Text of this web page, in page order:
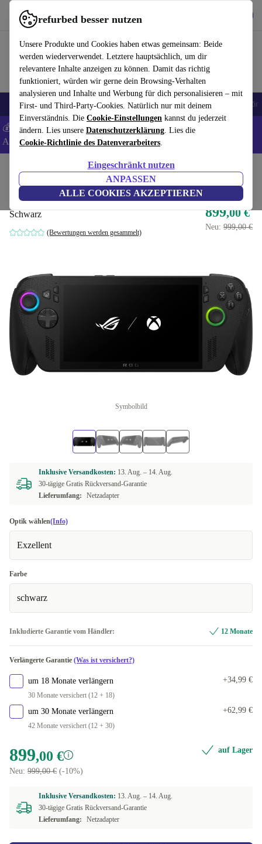
refurbed besser nutzen
Unsere Produkte und Cookies haben etwas gemeinsam: Beide
werden wiederverwendet. Letztere hauptsächlich, um dir
relevantere Inhalte anzeigen zu können. Damit das richtig
funktioniert, würden wir gerne dein Browsing-Verhalten
analysieren und Inhalte und Werbung für dich personalisieren – mit
First- und Third-Party-Cookies. Natürlich nur mit deinem
Einverständnis. Die Cookie-Einstellungen kannst du jederzeit
ändern. Lies unsere Datenschutzerklärung. Lies die
Cookie-Richtlinie des Datenverarbeiters.
Eingeschränkt nutzen
ANPASSEN
ALLE COOKIES AKZEPTIEREN
refurbed schnell und einfach nutzen
🎒 Back to school Handys Laptops Tablets Smartwatches Zubehör
💰 Extra -5% auf Samsung- und Google-Smartphones - Code:
ANDROID5 -AGB
Konsolen
ASUS ROG Xbox Ally X
Schwarz
(Bewertungen werden gesammelt)
899,00 €
Neu: 999,00 €
Symbolbild
Inklusive Versandkosten: 13. Aug. – 14. Aug.
30-tägige Gratis Rückversand-Garantie
Lieferumfang:
Netzadapter
Optik wählen(Info)
Exzellent
Farbe
schwarz
Inkludierte Garantie vom Händler: 12 Monate
Verlängerte Garantie (Was ist versichert?)
um 18 Monate verlängern
30 Monate versichert (12 + 18)
+34,99 €
um 30 Monate verlängern
42 Monate versichert (12 + 30)
+62,99 €
899,00 €
Neu: 999,00 € (-10%)
auf Lager
Inklusive Versandkosten: 13. Aug. – 14. Aug.
30-tägige Gratis Rückversand-Garantie
Lieferumfang:
Netzadapter